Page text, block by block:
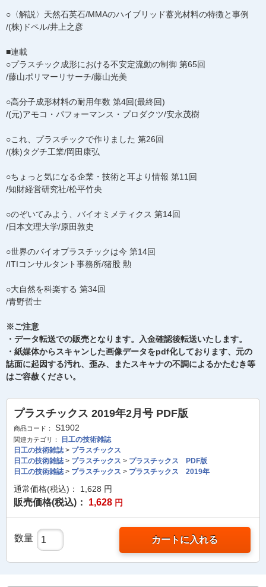
○〈解説〉天然石英石/MMAのハイブリッド蓄光材料の特徴と事例
/(株)ドペル/井上之彦
■連載
○プラスチック成形における不安定流動の制御 第65回
/藤山ポリマーリサーチ/藤山光美
○高分子成形材料の耐用年数 第4回(最終回)
/(元)アモコ・パフォーマンス・プロダクツ/安永茂樹
○これ、プラスチックで作りました 第26回
/(株)タグチ工業/岡田康弘
○ちょっと気になる企業・技術と耳より情報 第11回
/知財経営研究社/松平竹央
○のぞいてみよう、バイオミメティクス 第14回
/日本文理大学/原田敦史
○世界のバイオプラスチックは今 第14回
/ITIコンサルタント事務所/猪股 勲
○大自然を科楽する 第34回
/青野哲士
※ご注意
・データ転送での販売となります。入金確認後転送いたします。
・紙媒体からスキャンした画像データをpdf化しております、元の
誌面に起因する汚れ、歪み、またスキャナの不調によるかたむき等
はご容赦ください。
プラスチックス 2019年2月号 PDF版
商品コード： S1902
関連カテゴリ：
日工の技術雑誌
日工の技術雑誌> プラスチックス
日工の技術雑誌> プラスチックス > プラスチックス PDF版
日工の技術雑誌> プラスチックス > プラスチックス 2019年
通常価格(税込)： 1,628 円
販売価格(税込)： 1,628 円
数量 カートに入れる